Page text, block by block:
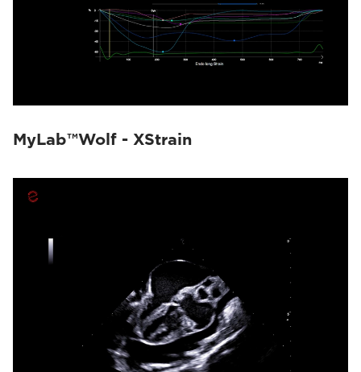
MyLab™Wolf - XStrain